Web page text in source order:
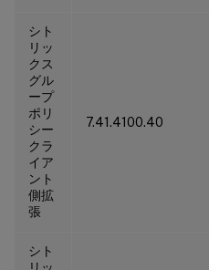
シト
リッ
クス
グル
ープ
ポリ
シー
クラ
イア
ント
側拡
張
7.41.4100.40
シト
リッ